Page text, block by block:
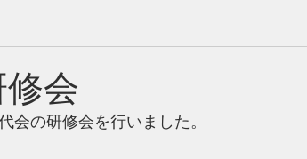
会
会の研修会を行いました。